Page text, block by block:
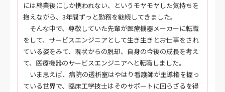
には終業後にしか携われない、というモヤモヤした気持ちを
抱えながら、3年間ずっと勤務を継続してきました。
そんな中で、尊敬していた先輩が医療機器メーカーに転職
をして、サービスエンジニアとして生き生きとお仕事をされ
ている姿をみて、現状からの脱却、自身の今後の成長を考え
て、医療機器のサービスエンジニアへと転職しました。
いま思えば、病院の透析室はやはり看護師が主導権を握っ
ている世界で、臨床工学技士はそのサポートに回らざるを得